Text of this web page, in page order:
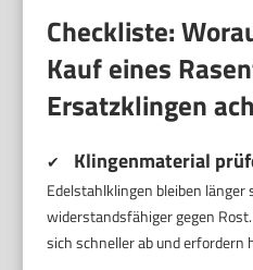
Checkliste:
Kauf eines
Ersatzklingen
✔ Klingenmaterial
Edelstahlklingen bleiben länger
widerstandsfähiger gegen
sich schneller ab und erfordern